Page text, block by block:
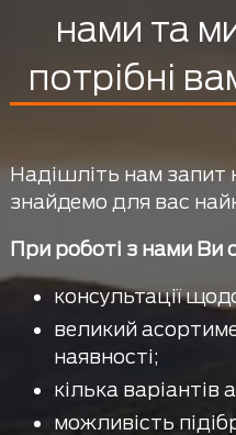
нами та
потрібні
Надішліть нам запит
знайдемо для вас
При роботі з нами Ви
консультації
великий
наявності;
кілька варіантів
можливість